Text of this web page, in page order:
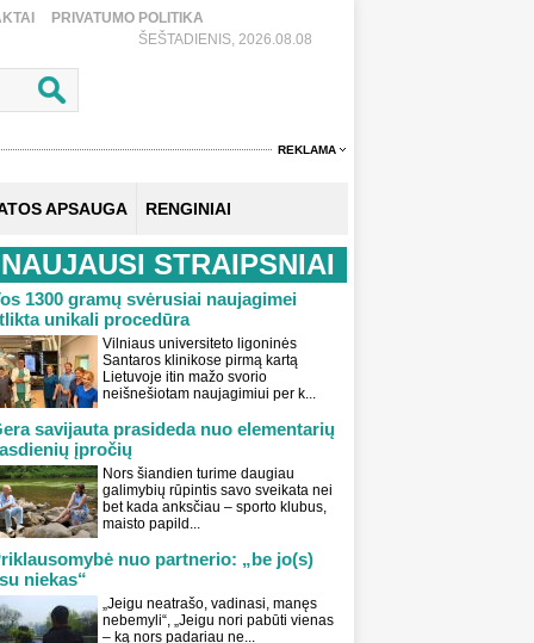
PRIVATUMO POLITIKA
ŠEŠTADIENIS, 2026.08.08
REKLAMA
APSAUGA RENGINIAI
NAUJAUSI STRAIPSNIAI
1300 gramų svėrusiai naujagimei
unikali procedūra
Vilniaus universiteto ligoninės
Santaros klinikose pirmą kartą
Lietuvoje itin mažo svorio
neišnešiotam naujagimiui per k...
savijauta prasideda nuo elementarių
įpročių
Nors šiandien turime daugiau
galimybių rūpintis savo sveikata nei
bet kada anksčiau – sporto klubus,
maisto papild...
nuo partnerio: „be jo(s)
niekas“
„Jeigu neatrašo, vadinasi, manęs
nebemyli“, „Jeigu nori pabūti vienas
– ką nors padariau ne...